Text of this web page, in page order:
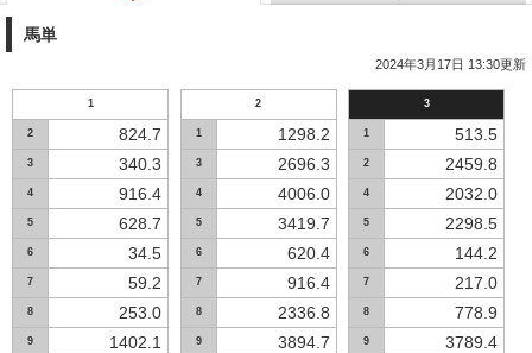
馬単
2024年3月17日 13:30更新
1
2 824.7
3 340.3
4 916.4
5 628.7
6 34.5
7 59.2
8 253.0
9 1402.1
2
1 1298.2
3 2696.3
4 4006.0
5 3419.7
6 620.4
7 916.4
8 2336.8
9 3894.7
3
1 513.5
2 2459.8
4 2032.0
5 2298.5
6 144.2
7 217.0
8 778.9
9 3789.4